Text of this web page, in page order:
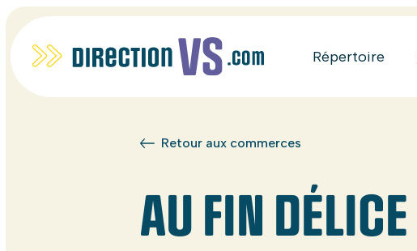
Répertoire
Retour aux commerces
AU FIN DÉLICE